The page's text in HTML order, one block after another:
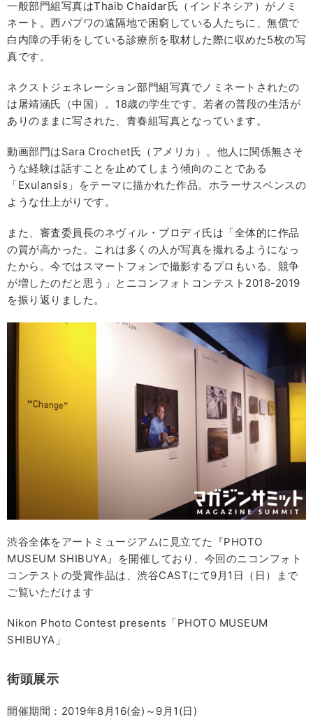
一般部門組写真はThaib Chaidar氏（インドネシア）がノミ
ネート。西パプワの遠隔地で困窮している人たちに、無償で
白内障の手術をしている診療所を取材した際に収めた5枚の写
真です。
ネクストジェネレーション部門組写真でノミネートされたの
は屠靖涵氏（中国）。18歳の学生です。若者の普段の生活が
ありのままに写された、青春組写真となっています。
動画部門はSara Crochet氏（アメリカ）。他人に関係無さそ
うな経験は話すことを止めてしまう傾向のことである
「Exulansis」をテーマに描かれた作品。ホラーサスペンスの
ような仕上がりです。
また、審査委員長のネヴィル・ブロディ氏は「全体的に作品
の質が高かった。これは多くの人が写真を撮れるようになっ
たから。今ではスマートフォンで撮影するプロもいる。競争
が増したのだと思う」とニコンフォトコンテスト2018-2019
を振り返りました。
渋谷全体をアートミュージアムに見立てた『PHOTO
MUSEUM SHIBUYA』を開催しており、今回のニコンフォト
コンテストの受賞作品は、渋谷CASTにて9月1日（日）まで
ご覧いただけます
Nikon Photo Contest presents「PHOTO MUSEUM
SHIBUYA」
街頭展示
開催期間：2019年8月16(金)～9月1(日)